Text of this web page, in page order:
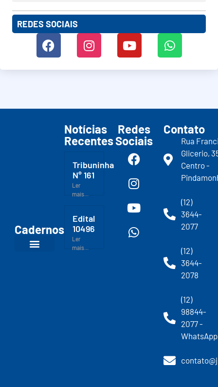
REDES SOCIAIS
Cadernos
Notícias
Recentes
Tribuninha
N° 161
Ler
mais...
Edital
10496
Ler
mais...
Redes
Sociais
Contato
Rua
Glicerio,
Centro -
(12)
3644-
2077
(12)
3644-
2078
(12)
98844-
2077 -
WhatsApp